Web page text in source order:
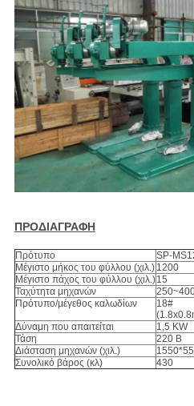
ΠΡΟΔΙΑΓΡΑΦΗ
Πρότυπο SP-
Μέγιστο μήκος του φύλλου (χιλ.) 1200
Μέγιστο πάχος του φύλλου (χιλ.)15
Ταχύτητα μηχανών
Πρότυπο/μέγεθος καλωδίων
18#
Δύναμη που απαιτείται
1,5 KW
Τάση
220 Β
Διάσταση μηχανών (χιλ.)
Συνολικό βάρος (κλ)
430